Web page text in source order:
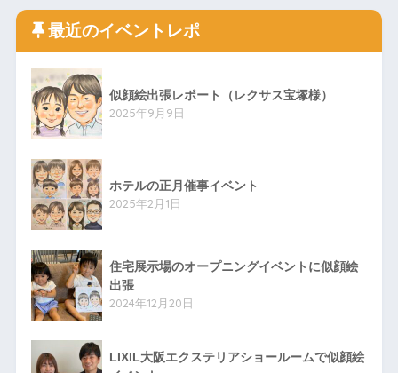
最近のイベントレポ
似顔絵出張レポート（レクサス宝塚様）
2025年9月9日
ホテルの正月催事イベント
2025年2月1日
住宅展示場のオープニングイベントに似顔絵
出張
2024年12月20日
LIXIL大阪エクステリアショールームで似顔絵